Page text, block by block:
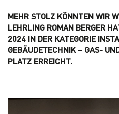
MEHR STOLZ KÖNNTEN WIR
LEHRLING ROMAN BERGER
2024 IN DER KATEGORIE
GEBÄUDETECHNIK – GAS-
PLATZ ERREICHT.